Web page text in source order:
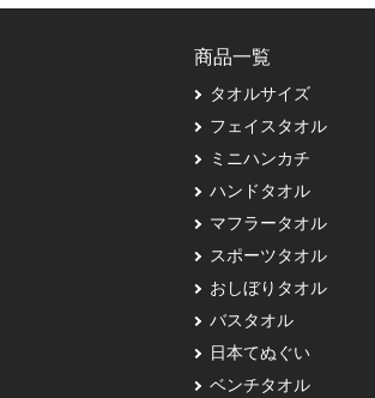
商品一覧
タオルサイズ
フェイスタオル
ミニハンカチ
ハンドタオル
マフラータオル
スポーツタオル
おしぼりタオル
バスタオル
日本てぬぐい
ベンチタオル